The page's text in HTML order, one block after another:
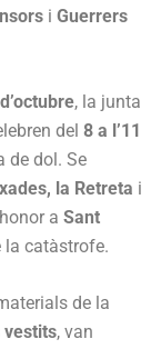
i Guerrers
, la junta
del 8 a l’11
de dol. Se
la Retreta i
a Sant
la catàstrofe.
de la
vestits, van